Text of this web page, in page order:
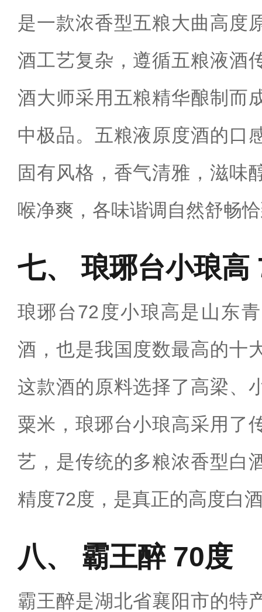
是一款浓香型五粮大曲高度
酒工艺复杂，遵循五粮液酒
酒大师采用五粮精华酿制而
中极品。五粮液原度酒的口
固有风格，香气清雅，滋味
喉净爽，各味谐调自然舒畅
琅琊台小琅高
琅琊台72度小琅高是山东
酒，也是我国度数最高的十
这款酒的原料选择了高梁、
粟米，琅琊台小琅高采用了
艺，是传统的多粮浓香型白
精度72度，是真正的高度白
霸王醉 70度
霸王醉是湖北省襄阳市的特